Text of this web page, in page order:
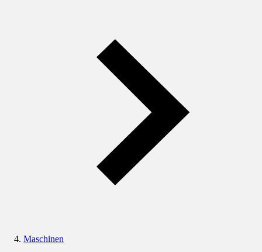
Maschinen